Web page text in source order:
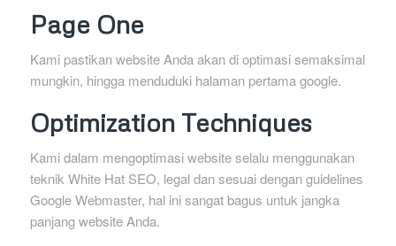
Page One
Kami pastikan website Anda akan di optimasi semaksimal
mungkin, hingga menduduki halaman pertama google.
Optimization Techniques
Kami dalam mengoptimasi website selalu menggunakan
teknik White Hat SEO, legal dan sesuai dengan guidelines
Google Webmaster, hal ini sangat bagus untuk jangka
panjang website Anda.